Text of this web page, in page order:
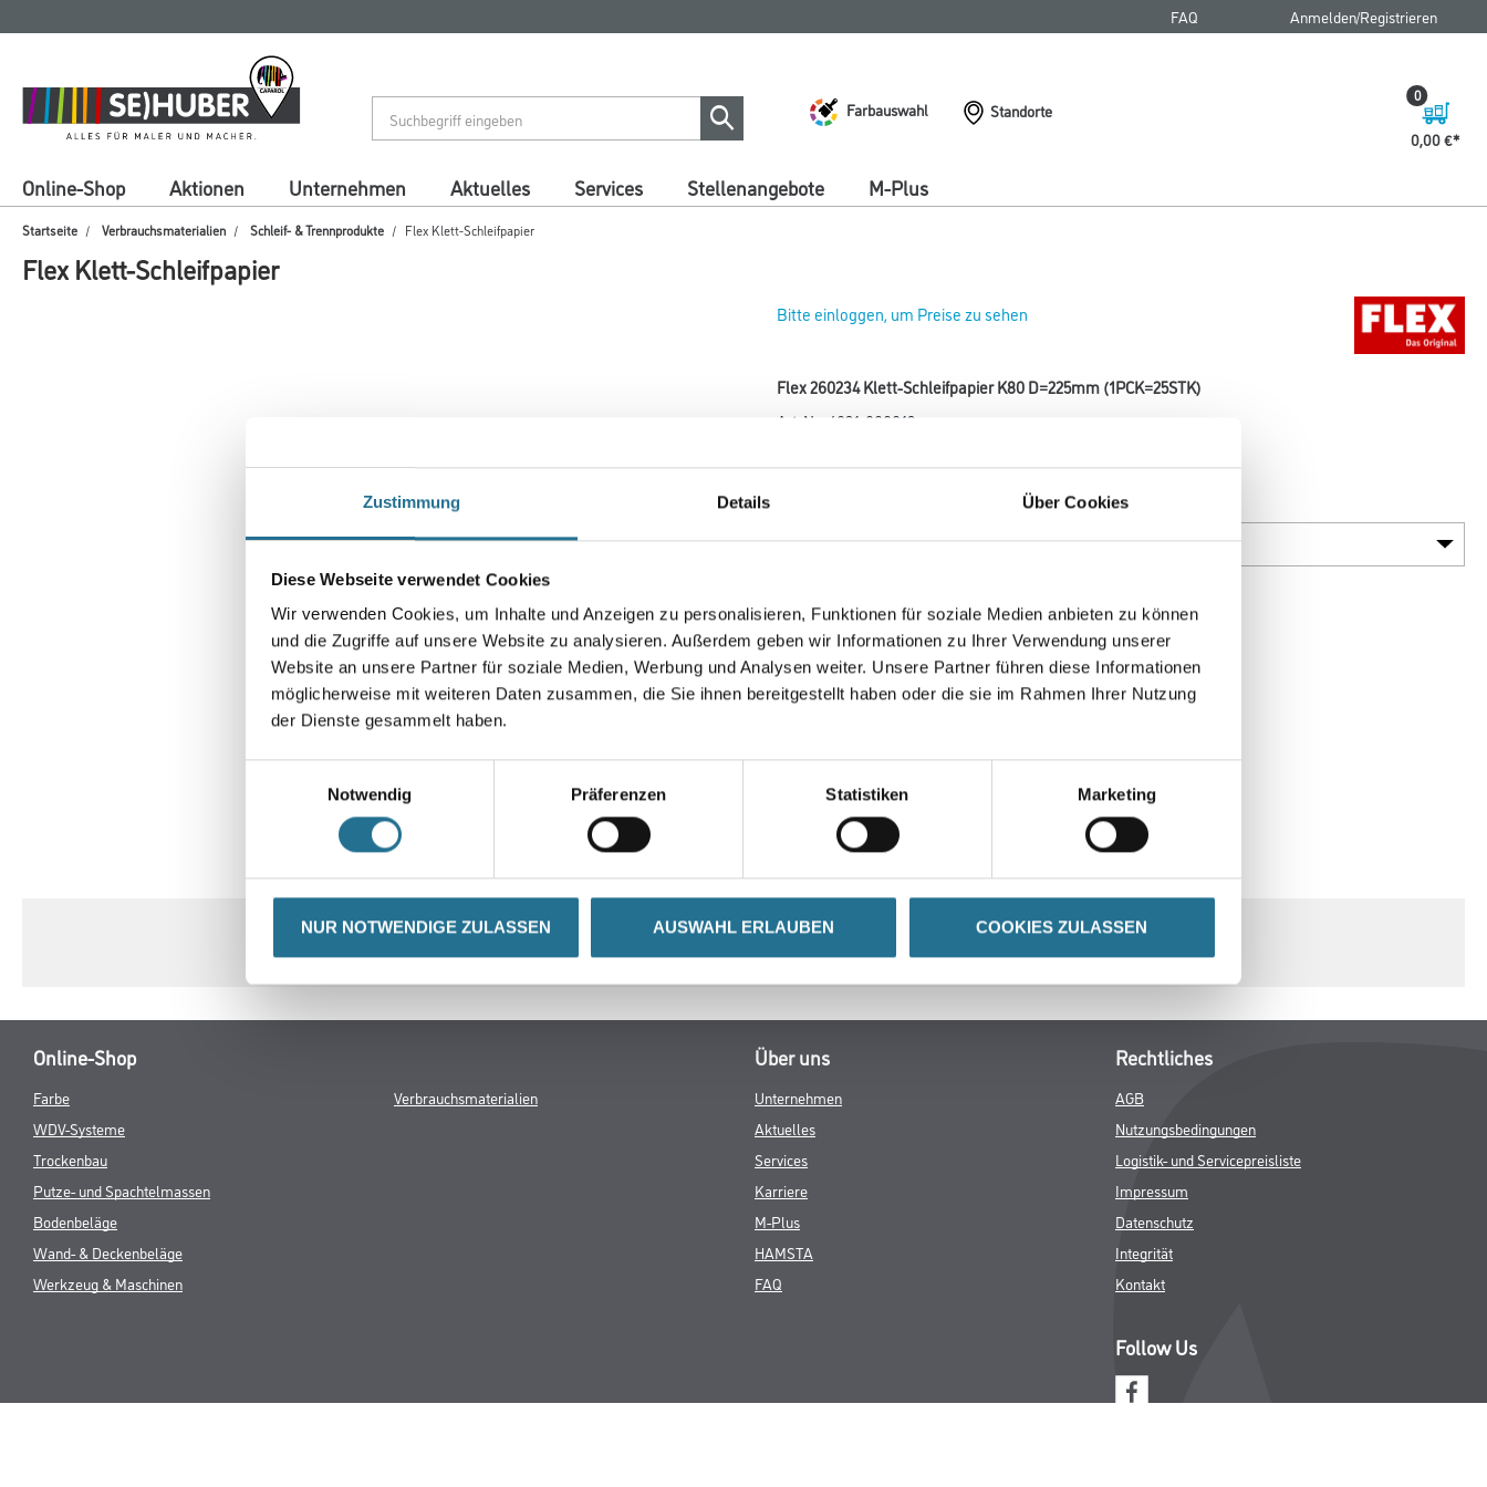
Zustimmung Details Über Cookies
Diese Webseite verwendet Cookies
Wir verwenden Cookies, um Inhalte und Anzeigen zu personalisieren, Funktionen für soziale Medien anbieten zu können
und die Zugriffe auf unsere Website zu analysieren. Außerdem geben wir Informationen zu Ihrer Verwendung unserer
Website an unsere Partner für soziale Medien, Werbung und Analysen weiter. Unsere Partner führen diese Informationen
möglicherweise mit weiteren Daten zusammen, die Sie ihnen bereitgestellt haben oder die sie im Rahmen Ihrer Nutzung
der Dienste gesammelt haben.
Notwendig
Präferenzen Statistiken Marketing
NUR NOTWENDIGE ZULASSEN AUSWAHL ERLAUBEN COOKIES ZULASSEN
springen
springen
FAQ Anmelden/Registrieren
Farbauswahl
Standorte
0,00 €
0
Online-Shop Aktionen Unternehmen Aktuelles Services Stellenangebote M-Plus
Startseite Verbrauchsmaterialien Schleif- & Trennprodukte Flex Klett-Schleifpapier
Flex Klett-Schleifpapier
Bitte einloggen, um Preise zu sehen
Flex 260234 Klett-Schleifpapier K80 D=225mm (1PCK=25STK)
Art-Nr.:
4021-000013
Umrechnungsfaktoren
TAB:
Online-Shop
Farbe
WDV-Systeme
Trockenbau
Putze- und Spachtelmassen
Bodenbeläge
Wand- & Deckenbeläge
Werkzeug & Maschinen
Verbrauchsmaterialien
Über uns
Unternehmen
Aktuelles
Services
Karriere
M-Plus
HAMSTA
FAQ
Rechtliches
AGB
Nutzungsbedingungen
Logistik- und Servicepreisliste
Impressum
Datenschutz
Integrität
Kontakt
Follow Us